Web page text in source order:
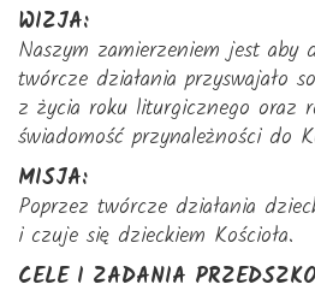
WIZJA:
Naszym zamierzeniem jest aby
twórcze działania przyswajało
z życia roku liturgicznego oraz
świadomość przynależności do
MISJA:
Poprzez twórcze działania
i czuje się dzieckiem Kościoła.
CELE I ZADANIA